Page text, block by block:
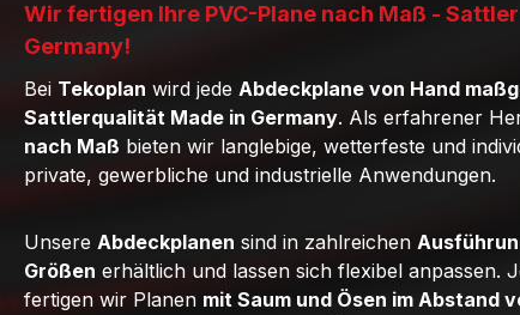
Wir fertigen Ihre PVC-Plane nach Maß -
Germany!
Bei Tekoplan wird jede Abdeckplane von Hand
Sattlerqualität Made in Germany. Als erfahrener
nach Maß bieten wir langlebige, wetterfeste und
private, gewerbliche und industrielle Anwendungen.
Unsere Abdeckplanen sind in zahlreichen
Größen erhältlich und lassen sich flexibel anpassen.
fertigen wir Planen mit Saum und Ösen im Abstand